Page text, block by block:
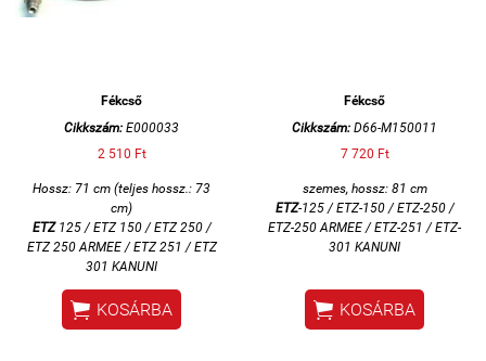
Fékcső
Cikkszám: E000033
2 510 Ft
Hossz: 71 cm (teljes hossz.: 73
cm)
ETZ 125 / ETZ 150 / ETZ 250 /
ETZ 250 ARMEE / ETZ 251 / ETZ
301 KANUNI
 KOSÁRBA
Fékcső
Cikkszám: D66-M150011
7 720 Ft
szemes, hossz: 81 cm
ETZ-125 / ETZ-150 / ETZ-250 /
ETZ-250 ARMEE / ETZ-251 / ETZ-
301 KANUNI
 KOSÁRBA